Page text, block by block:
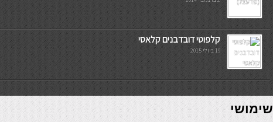
קלפוטי דובדבנים קלאסי
19 ביולי 2015
7slots
seriöse online casinos österreich
שימושי